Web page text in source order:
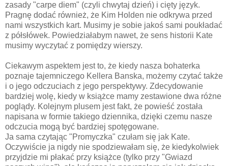
zasady "carpe diem" (czyli chwytaj dzień) i cięty język.
Pragnę dodać również, że Kim Holden nie odkrywa przed
nami wszystkich kart. Musimy je sobie jakoś sami poukładać
z półsłówek. Powiedziałabym nawet, że sens historii Kate
musimy wyczytać z pomiędzy wierszy.
Ciekawym aspektem jest to, że kiedy nasza bohaterka
poznaje tajemniczego Kellera Banska, możemy czytać także
i o jego odczuciach z jego perspektywy. Zdecydowanie
bardziej wolę, kiedy w książce mamy zestawione dwa różne
poglądy. Kolejnym plusem jest fakt, że powieść została
napisana w formie takiego dziennika, dzięki czemu nasze
odczucia mogą być bardziej spotęgowane.
Ja sama czytając "Promyczka" czułam się jak Kate.
Oczywiście ja nigdy nie spodziewałam się, że kiedykolwiek
przyjdzie mi płakać przy książce (tylko przy "Gwiazd